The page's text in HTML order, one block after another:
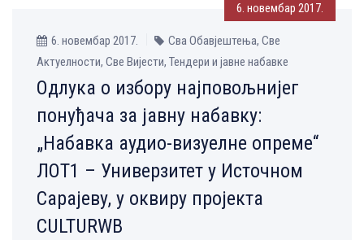
6. новембар 2017.
6. новембар 2017.
Сва Обавјештења, Све
Aктуелности, Све Вијести, Тендери и јавне набавке
Одлука о избору најповољнијег
понуђача за јавну набавку:
„Набавка аудио-визуелне опреме“
ЛОТ1 – Универзитет у Источном
Сарајеву, у оквиру пројекта
CULTURWB